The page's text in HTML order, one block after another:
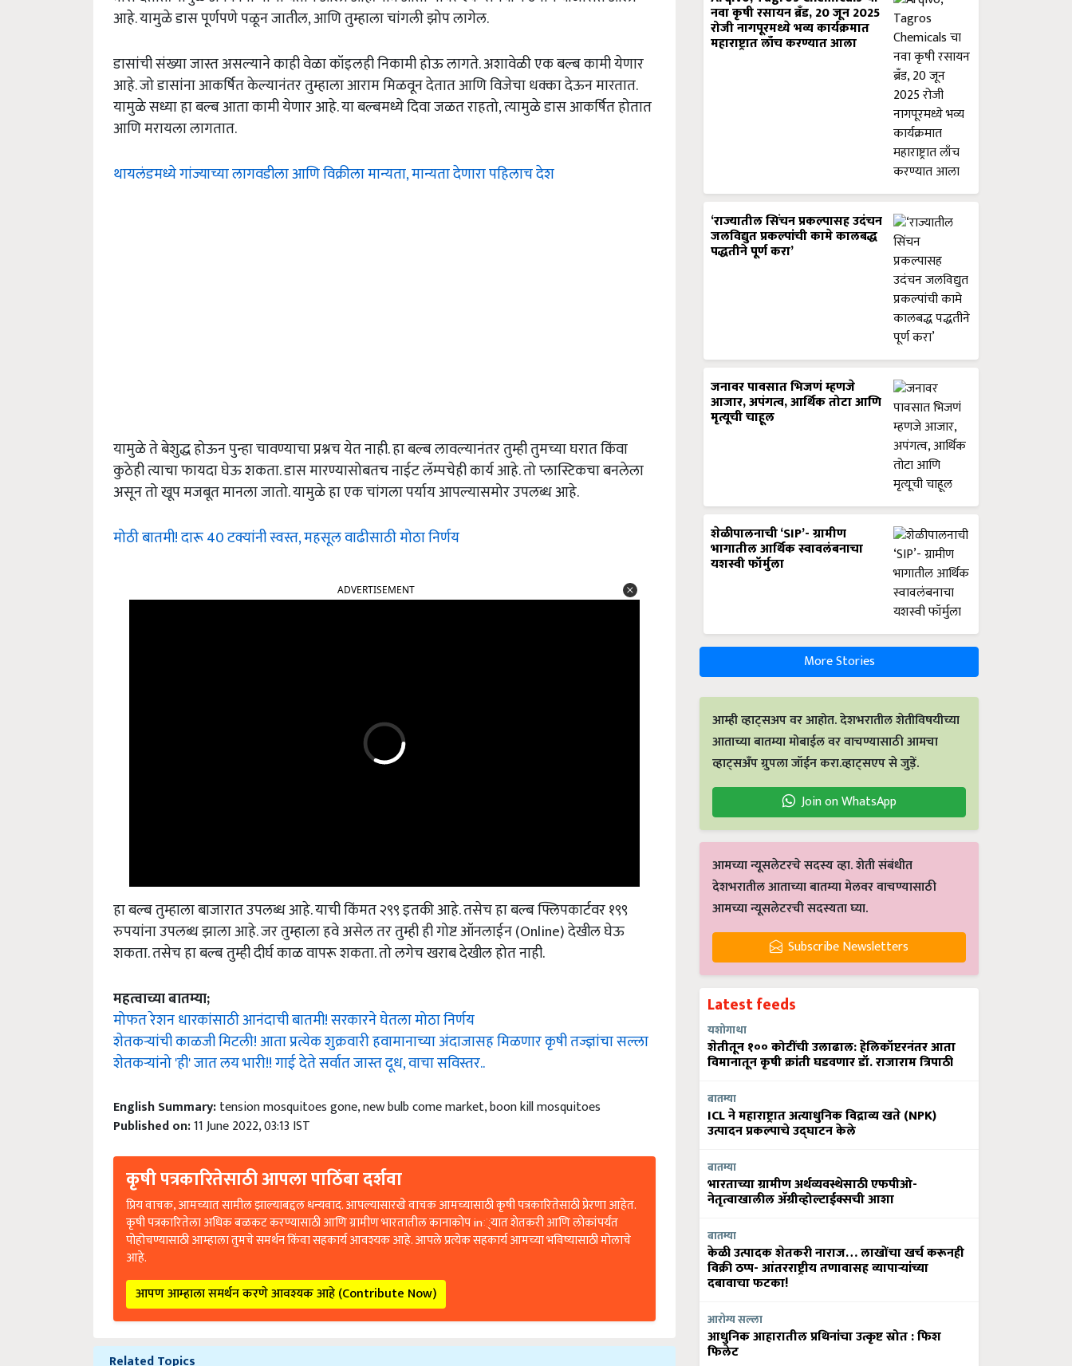
आहे. यामुळे डास पूर्णपणे पळून जातील, आणि तुम्हाला चांगली झोप लागेल.
डासांची संख्या जास्त असल्याने काही वेळा कॉइलही निकामी होऊ लागते. अशावेळी एक बल्ब कामी येणार
आहे. जो डासांना आकर्षित केल्यानंतर तुम्हाला आराम मिळवून देतात आणि विजेचा धक्का देऊन मारतात.
यामुळे सध्या हा बल्ब आता कामी येणार आहे. या बल्बमध्ये दिवा जळत राहतो, त्यामुळे डास आकर्षित होतात
आणि मरायला लागतात.
थायलंडमध्ये गांज्याच्या लागवडीला आणि विक्रीला मान्यता, मान्यता देणारा पहिलाच देश
यामुळे ते बेशुद्ध होऊन पुन्हा चावण्याचा प्रश्नच येत नाही. हा बल्ब लावल्यानंतर तुम्ही तुमच्या घरात किंवा
कुठेही त्याचा फायदा घेऊ शकता. डास मारण्यासोबतच नाईट लॅम्पचेही कार्य आहे. तो प्लास्टिकचा बनलेला
असून तो खूप मजबूत मानला जातो. यामुळे हा एक चांगला पर्याय आपल्यासमोर उपलब्ध आहे.
मोठी बातमी! दारू 40 टक्यांनी स्वस्त, महसूल वाढीसाठी मोठा निर्णय
हा बल्ब तुम्हाला बाजारात उपलब्ध आहे. याची किंमत २९९ इतकी आहे. तसेच हा बल्ब फ्लिपकार्टवर १९९
रुपयांना उपलब्ध झाला आहे. जर तुम्हाला हवे असेल तर तुम्ही ही गोष्ट ऑनलाईन (Online) देखील घेऊ
शकता. तसेच हा बल्ब तुम्ही दीर्घ काळ वापरू शकता. तो लगेच खराब देखील होत नाही.
महत्वाच्या बातम्या;
मोफत रेशन धारकांसाठी आनंदाची बातमी! सरकारने घेतला मोठा निर्णय
शेतकऱ्यांची काळजी मिटली! आता प्रत्येक शुक्रवारी हवामानाच्या अंदाजासह मिळणार कृषी तज्ज्ञांचा सल्ला
शेतकऱ्यांनो 'ही' जात लय भारी!! गाई देते सर्वात जास्त दूध, वाचा सविस्तर..
English Summary: tension mosquitoes gone, new bulb come market, boon kill mosquitoes
Published on:11 June 2022, 03:13 IST
कृषी पत्रकारितेसाठी आपला पाठिंबा दर्शवा
प्रिय वाचक, आमच्यात सामील झाल्याबद्दल धन्यवाद. आपल्यासारखे वाचक आमच्यासाठी कृषी पत्रकारितेसाठी प्रेरणा आहेत.
कृषी पत्रकारितेला अधिक बळकट करण्यासाठी आणि ग्रामीण भारतातील कानाकोप in्यात शेतकरी आणि लोकांपर्यंत
पोहोचण्यासाठी आम्हाला तुमचे समर्थन किंवा सहकार्य आवश्यक आहे. आपले प्रत्येक सहकार्य आमच्या भविष्यासाठी मोलाचे
आहे.
आपण आम्हाला समर्थन करणे आवश्यक आहे (Contribute Now)
Related Topics
नवा कृषी रसायन ब्रँड, 20 जून 2025
रोजी नागपूरमध्ये भव्य कार्यक्रमात
महाराष्ट्रात लाँच करण्यात आला
‘राज्यातील सिंचन प्रकल्पासह उदंचन
जलविद्युत प्रकल्पांची कामे कालबद्ध
पद्धतीने पूर्ण करा’
जनावर पावसात भिजणं म्हणजे
आजार, अपंगत्व, आर्थिक तोटा आणि
मृत्यूची चाहूल
शेळीपालनाची ‘SIP’- ग्रामीण
भागातील आर्थिक स्वावलंबनाचा
यशस्वी फॉर्मुला
More Stories
आम्ही व्हाट्सअप वर आहोत. देशभरातील शेतीविषयीच्या
आताच्या बातम्या मोबाईल वर वाचण्यासाठी आमचा
व्हाट्सअँप ग्रुपला जॉईन करा.व्हाट्सएप से जुड़ें.
Join on WhatsApp
आमच्या न्यूसलेटरचे सदस्य व्हा. शेती संबंधीत
देशभरातील आताच्या बातम्या मेलवर वाचण्यासाठी
आमच्या न्यूसलेटरची सदस्यता घ्या.
Subscribe Newsletters
Latest feeds
यशोगाथा
शेतीतून १०० कोटींची उलाढाल: हेलिकॉप्टरनंतर आता
विमानातून कृषी क्रांती घडवणार डॉ. राजाराम त्रिपाठी
बातम्या
ICL ने महाराष्ट्रात अत्याधुनिक विद्राव्य खते (NPK)
उत्पादन प्रकल्पाचे उद्घाटन केले
बातम्या
भारताच्या ग्रामीण अर्थव्यवस्थेसाठी एफपीओ-
नेतृत्वाखालील अ‍ॅग्रीव्होल्टाईक्सची आशा
बातम्या
केळी उत्पादक शेतकरी नाराज… लाखोंचा खर्च करूनही
विक्री ठप्प- आंतरराष्ट्रीय तणावासह व्यापाऱ्यांच्या
दबावाचा फटका!
आरोग्य सल्ला
आधुनिक आहारातील प्रथिनांचा उत्कृष्ट स्रोत : फिश
फिलेट